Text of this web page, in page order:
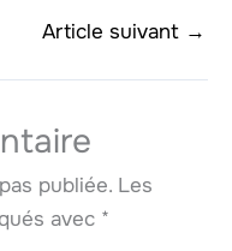
Article suivant →
publiée. Les
avec *